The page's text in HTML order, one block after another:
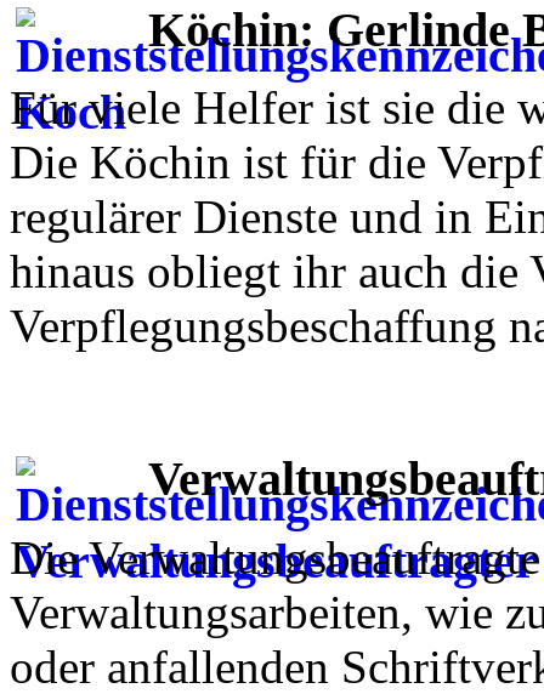
Köchin: Gerlinde
Für viele Helfer ist sie die
Die Köchin ist für die
regulärer Dienste und in
hinaus obliegt ihr auch die
Verpflegungsbeschaffung
Die
Verwaltungsarbeiten, wie
oder anfallenden